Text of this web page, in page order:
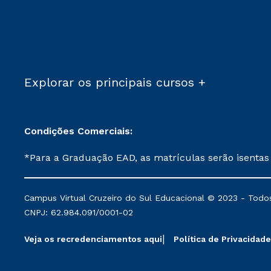
Explorar os principais cursos +
Condições Comerciais:
*Para a Graduação EAD, as matrículas serão
mantidos conforme negociação. Descontos
serviços.
Campus Virtual Cruzeiro do Sul Educacional © 2023 -
CNPJ: 62.984.091/0001-02
Veja os recredenciamentos aqui Política de Privacidade